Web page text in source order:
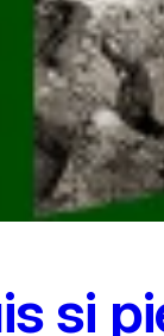
si